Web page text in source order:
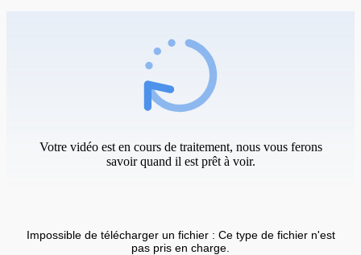
Votre vidéo est en cours de traitement, nous vous ferons
savoir quand il est prêt à voir.
Impossible de télécharger un fichier : Ce type de fichier n'est
pas pris en charge.